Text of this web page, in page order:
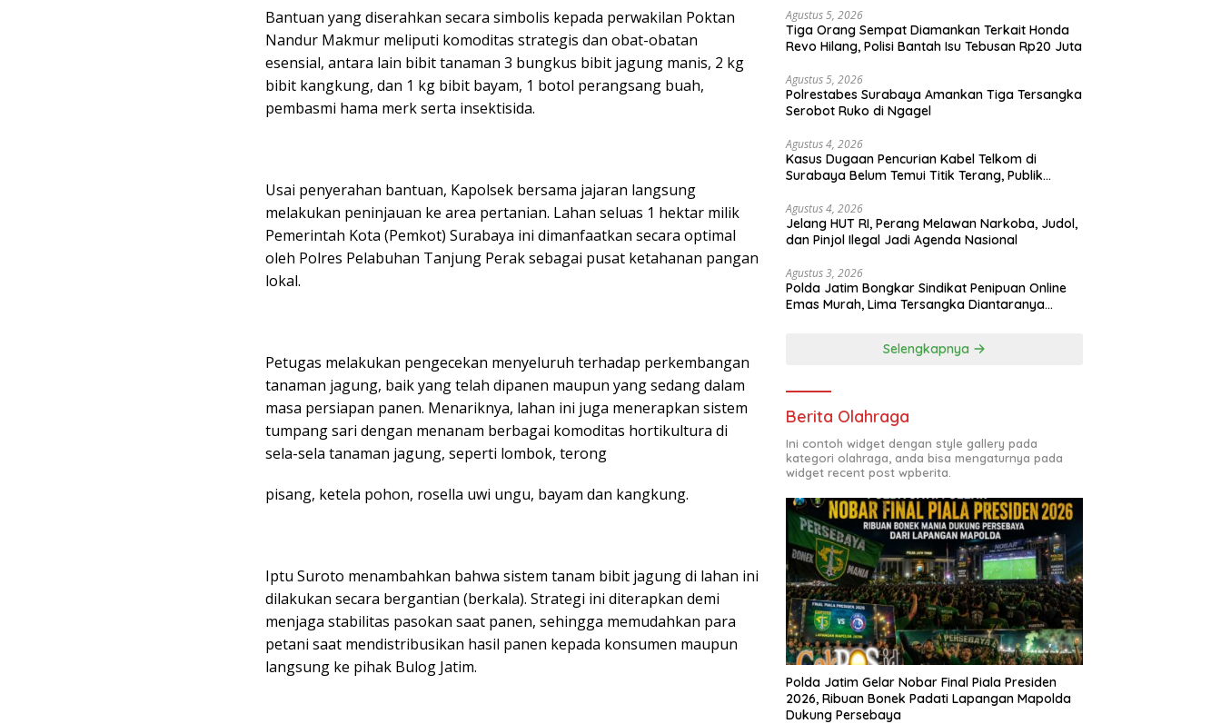
Bantuan yang diserahkan secara simbolis kepada perwakilan Poktan
Nandur Makmur meliputi komoditas strategis dan obat-obatan
esensial, antara lain bibit tanaman 3 bungkus bibit jagung manis, 2 kg
bibit kangkung, dan 1 kg bibit bayam, 1 botol perangsang buah,
pembasmi hama merk serta insektisida.
Usai penyerahan bantuan, Kapolsek bersama jajaran langsung
melakukan peninjauan ke area pertanian. Lahan seluas 1 hektar milik
Pemerintah Kota (Pemkot) Surabaya ini dimanfaatkan secara optimal
oleh Polres Pelabuhan Tanjung Perak sebagai pusat ketahanan pangan
lokal.
Petugas melakukan pengecekan menyeluruh terhadap perkembangan
tanaman jagung, baik yang telah dipanen maupun yang sedang dalam
masa persiapan panen. Menariknya, lahan ini juga menerapkan sistem
tumpang sari dengan menanam berbagai komoditas hortikultura di
sela-sela tanaman jagung, seperti lombok, terong
pisang, ketela pohon, rosella uwi ungu, bayam dan kangkung.
Iptu Suroto menambahkan bahwa sistem tanam bibit jagung di lahan ini
dilakukan secara bergantian (berkala). Strategi ini diterapkan demi
menjaga stabilitas pasokan saat panen, sehingga memudahkan para
petani saat mendistribusikan hasil panen kepada konsumen maupun
langsung ke pihak Bulog Jatim.
Agustus 5, 2026
Tiga Orang Sempat Diamankan Terkait Honda
Revo Hilang, Polisi Bantah Isu Tebusan Rp20 Juta
Agustus 5, 2026
Polrestabes Surabaya Amankan Tiga Tersangka
Serobot Ruko di Ngagel
Agustus 4, 2026
Kasus Dugaan Pencurian Kabel Telkom di
Surabaya Belum Temui Titik Terang, Publik
Agustus 4, 2026
Jelang HUT RI, Perang Melawan Narkoba, Judol,
dan Pinjol Ilegal Jadi Agenda Nasional
Agustus 3, 2026
Polda Jatim Bongkar Sindikat Penipuan Online
Emas Murah, Lima Tersangka Diantaranya
Selengkapnya
Berita Olahraga
Ini contoh widget dengan style gallery pada
kategori olahraga, anda bisa mengaturnya pada
widget recent post wpberita.
Polda Jatim Gelar Nobar Final Piala Presiden
2026, Ribuan Bonek Padati Lapangan Mapolda
Dukung Persebaya